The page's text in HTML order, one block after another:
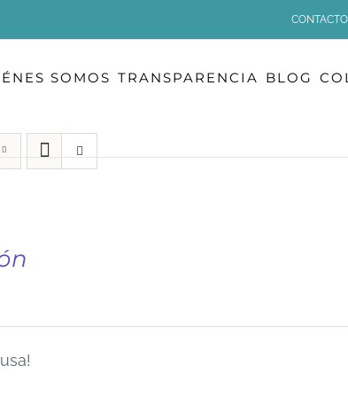
CONTACTO
SOMOS TRANSPARENCIA BLOG